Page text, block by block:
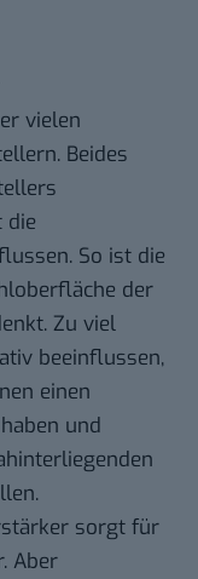
vielen
Beides
die
So ist die
der
Zu viel
beeinflussen,
einen
und
sorgt für
Aber